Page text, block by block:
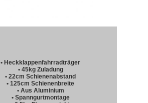
• Heckklappenfahrradträger
• 45kg Zuladung
• 22cm Schienenabstand
• 125cm Schienenbreite
• Aus Aluminium
• Spanngurtmontage